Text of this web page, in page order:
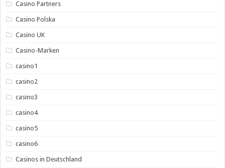
Casino Partners
Casino Polska
Casino UK
Casino-Marken
casino1
casino2
casino3
casino4
casino5
casino6
Casinos in Deutschland